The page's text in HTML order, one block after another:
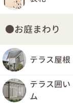
お庭まわり
テラス屋根
テラス囲
ム